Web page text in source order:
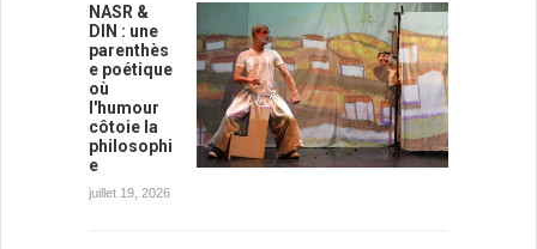
NASR &
DIN : une
parenthès
e poétique
où
l'humour
côtoie la
philosophi
e
juillet 19, 2026